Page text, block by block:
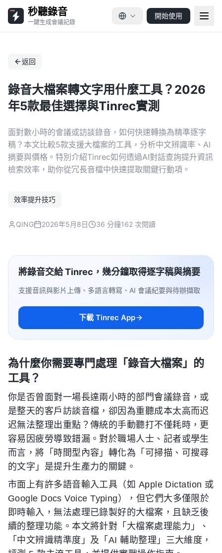
秒聽錄音
一鍵生成會議記錄
開始使用
返回
錄音大檔案轉文字用什麼工具？2026
年5款最佳選擇與Tinrec實測
面對數小時的會議或訪談錄音，如何快速轉換為精準逐字
稿？本文比較5款支援大檔案的工具，分析中文辨識率、AI
摘要與價格。特別介紹Tinrec如何透過AI對話查詢提升資訊
檢索效率，助你從冗長音檔中快速提取關鍵行動項。
效率提升技巧
QING 2026年5月8日 36 分鐘162 次閱讀
將錄音交給 Tinrec，幾分鐘取得逐字稿與摘要
支援音訊與影片上傳、多語言轉寫、AI 會議紀要與待辦擷取
下載 Tinrec App
為什麼你需要專門處理「錄音大檔案」的
工具？
你是否曾面對一場長達兩小時的部門會議錄音，或
是整天的客戶訪談音檔，卻因為重聽成本太高而迟
迟無法整理出重點？傳統的手動聽打不僅耗時，更
容易因疲勞導致錯漏。對於職場人士、記者或學生
而言，將「時間型內容」轉化為「可掃描、可搜尋
的文字」是提升生產力的關鍵。
市面上有許多語音輸入工具（如 Apple Dictation 或
Google Docs Voice Typing），但它們大多僅限於
即時輸入，無法處理已錄製好的大檔案，且缺乏後
續的整理功能。本文將針對「大檔案處理能力」、
「中文辨識精準度」及「AI 輔助整理」三大維度，